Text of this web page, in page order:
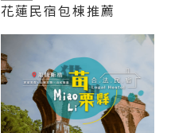
花蓮民宿包棟推薦